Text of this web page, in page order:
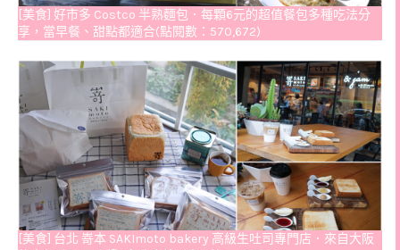
[美食] 好市多 Costco 半熟麵包．每顆6元的超值餐包多種吃法分
享，當早餐、甜點都適合(點閱數：570,672)
[美食] 台北 嵜本 SAKImoto bakery 高級生吐司專門店．來自大阪